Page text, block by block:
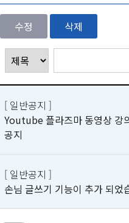
수정 삭제
[ 일반공지 ]
Youtube 플라즈마 동영상 강
공지
[ 일반공지 ]
손님 글쓰기 기능이 추가 되었